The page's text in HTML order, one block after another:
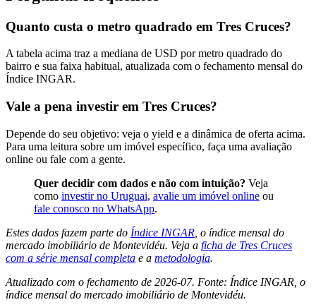
Quanto custa o metro quadrado em Tres Cruces?
A tabela acima traz a mediana de USD por metro quadrado do
bairro e sua faixa habitual, atualizada com o fechamento mensal do
Índice INGAR.
Vale a pena investir em Tres Cruces?
Depende do seu objetivo: veja o yield e a dinâmica de oferta acima.
Para uma leitura sobre um imóvel específico, faça uma avaliação
online ou fale com a gente.
Quer decidir com dados e não com intuição? Veja
como investir no Uruguai, avalie um imóvel online ou
fale conosco no WhatsApp.
Estes dados fazem parte do Índice INGAR , o índice mensal do
mercado imobiliário de Montevidéu. Veja a ficha de Tres Cruces
com a série mensal completa e a metodologia.
Atualizado com o fechamento de 2026-07. Fonte: Índice INGAR, o
índice mensal do mercado imobiliário de Montevidéu.